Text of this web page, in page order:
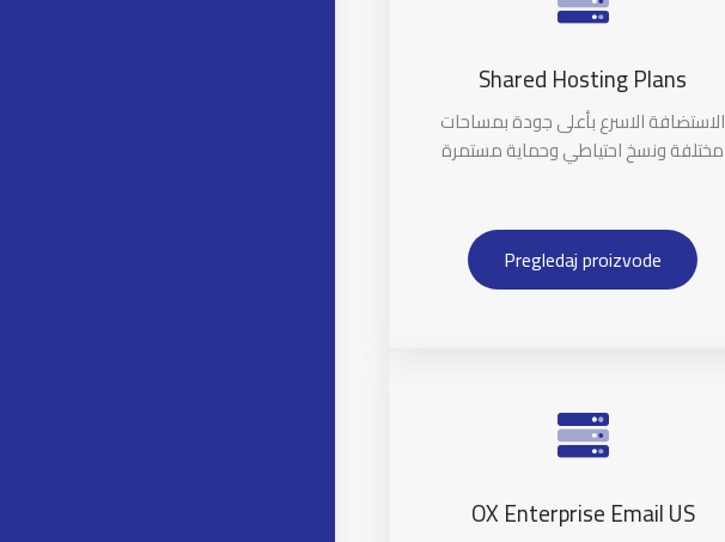
Shared Hosting Plans
الاستضافة الاسرع بأعلى جودة بمساحات
مختلفة ونسخ احتياطي وحماية مستمرة
Pregledaj proizvode
OX Enterprise Email US